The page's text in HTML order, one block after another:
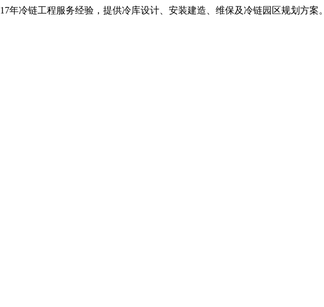
17年冷链工程服务经验，提供冷库设计、安装建造、维保及冷链园区规划方案。